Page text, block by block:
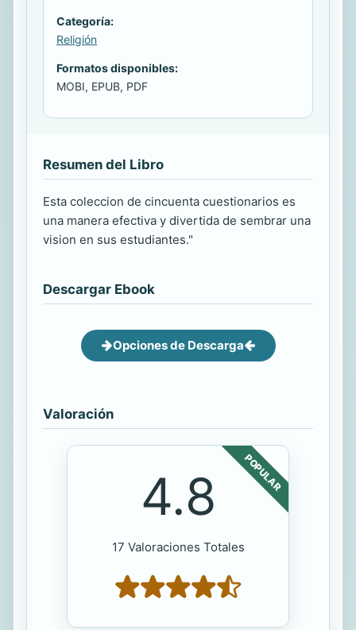
Categoría:
Religión
Formatos disponibles:
MOBI, EPUB, PDF
Resumen del Libro
Esta coleccion de cincuenta cuestionarios es
una manera efectiva y divertida de sembrar una
vision en sus estudiantes."
Descargar Ebook
Opciones de Descarga
Valoración
POPULAR
4.8
17 Valoraciones Totales